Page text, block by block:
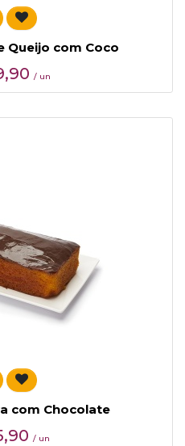
Queijo com Coco
/ un
com Chocolate
/ un